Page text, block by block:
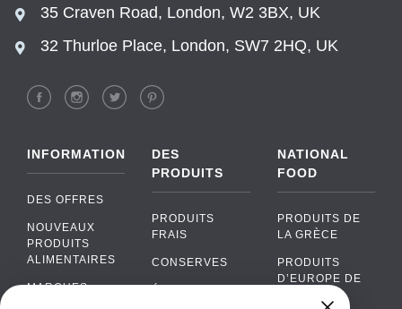
35 Craven Road, London, W2 3BX, UK
32 Thurloe Place, London, SW7 2HQ, UK
INFORMATION
DES OFFRES
NOUVEAUX
PRODUITS
ALIMENTAIRES
MARQUES
DES
PRODUITS
PRODUITS
FRAIS
CONSERVES
NATIONAL
FOOD
PRODUITS DE
LA GRÈCE
PRODUITS
D’EUROPE DE